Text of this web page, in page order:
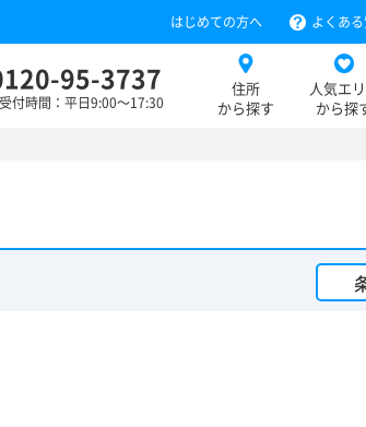
はじめての方へ よくあ
95-3737
受付時間：平日9:00～17:30
住所
から探す
人気エ
から探